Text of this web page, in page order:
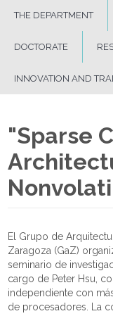
THE DEPARTMENT
DOCTORATE
INNOVATION AND
"Sparse
El Grupo de
Zaragoza (GaZ)
seminario de
cargo de Peter Hsu,
independiente con
de procesadores. La